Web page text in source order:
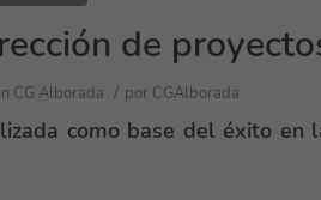
de
CG Alborada / por CGAlborada
como base del éxito en